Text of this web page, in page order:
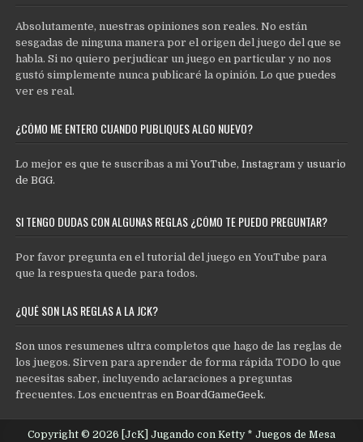
Absolutamente, nuestras opiniones son reales. No están
sesgadas de ninguna manera por el origen del juego del que se
habla. Si no quiero perjudicar un juego en particular y no nos
gustó simplemente nunca publicaré la opinión. Lo que puedes
ver es real.
¿CÓMO ME ENTERO CUANDO PUBLIQUES ALGO NUEVO?
Lo mejor es que te suscribas a miYouTube,Instagram y usuario
de BGG.
SI TENGO DUDAS CON ALGUNAS REGLAS ¿CÓMO TE PUEDO PREGUNTAR?
Por favor pregunta en el tutorial del juego en YouTube para
que la respuesta quede para todos.
¿QUÉ SON LAS REGLAS A LA JCK?
Son unos resumenes ultra completos que hago de las reglas de
los juegos. Sirven para aprender de forma rápida TODO lo que
necesitas saber, incluyendo aclaraciones a preguntas
frecuentes. Los encuentras enBoardGameGeek.
Copyright © 2026 [JcK] Jugando con Ketty * Juegos de Mesa